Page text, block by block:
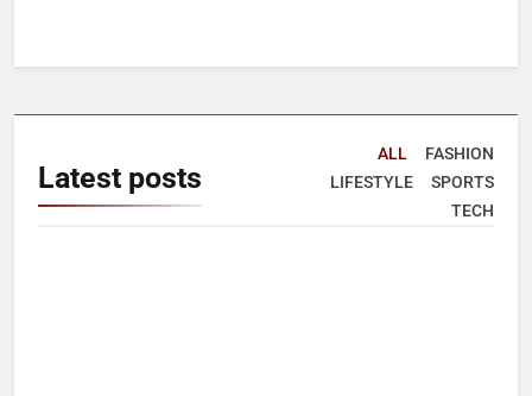
Latest posts
ALL
FASHION
LIFESTYLE
SPORTS
TECH